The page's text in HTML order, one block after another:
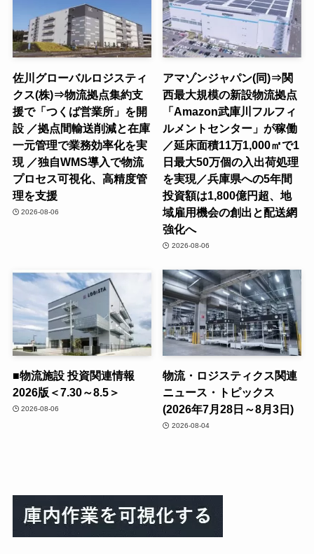
佐川グローバルロジスティ
クス(株)⇒物流拠点集約支
援で「つくば営業所」を開
設 ／拠点間輸送削減と在庫
一元管理で業務効率化を実
現 ／独自WMS導入で物流
プロセス可視化、高精度管
理を支援
2026-08-06
アマゾンジャパン(同)⇒関
西最大規模の新設物流拠点
「Amazon武庫川フルフィ
ルメントセンター」が稼働
／延床面積11万1,000㎡で1
日最大50万個の入出荷処理
を実現／兵庫県への5年間
投資額は1,800億円超、地
域雇用機会の創出と配送網
強化へ
2026-08-06
■物流施設 投資関連情報
2026版＜7.30～8.5＞
2026-08-06
物流・ロジスティクス関連
ニュース・トピックス
(2026年7月28日～8月3日)
2026-08-04